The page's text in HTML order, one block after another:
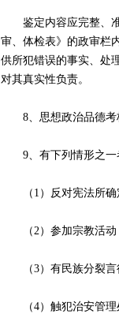
鉴定内容应完整、准
审、体检表》的政审栏
供所犯错误的事实、处
对其真实性负责。
8、思想政治品德考
9、有下列情形之一
（1）反对宪法所确
（2）参加宗教活动
（3）有民族分裂言
（4）触犯治安管理